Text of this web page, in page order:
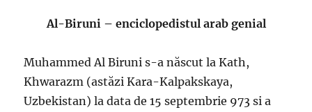
Al-Biruni – enciclopedistul arab genial
Muhammed Al Biruni s-a născut la Kath,
Khwarazm (astăzi Kara-Kalpakskaya,
Uzbekistan) la data de 15 septembrie 973 si a